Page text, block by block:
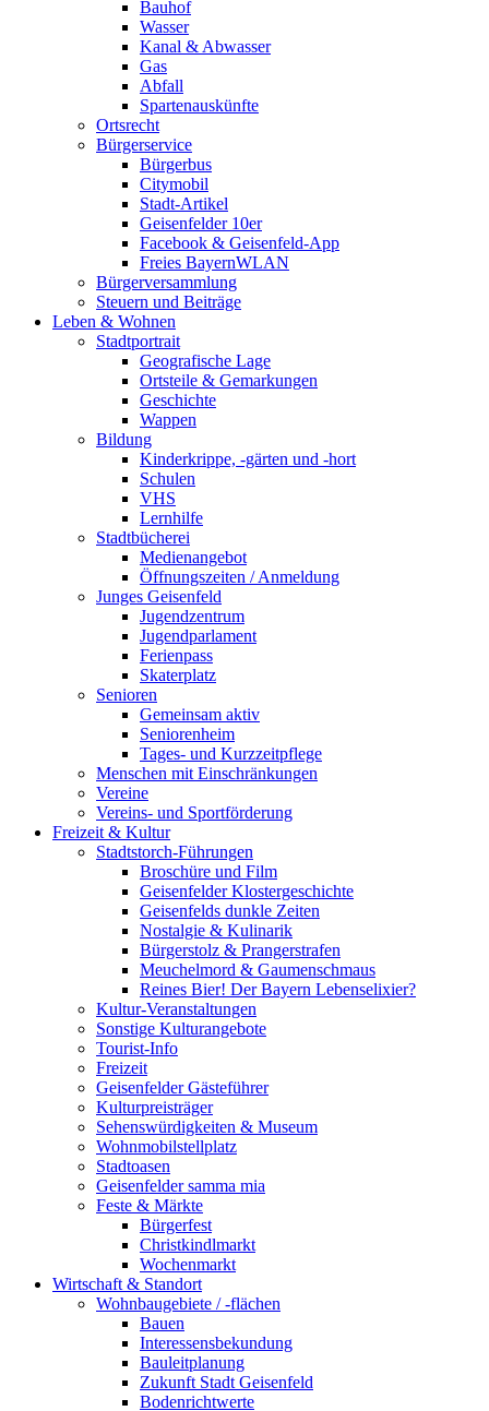
Bauhof
Wasser
Kanal & Abwasser
Gas
Abfall
Spartenauskünfte
Ortsrecht
Bürgerservice
Bürgerbus
Citymobil
Stadt-Artikel
Geisenfelder 10er
Facebook & Geisenfeld-App
Freies BayernWLAN
Bürgerversammlung
Steuern und Beiträge
Leben & Wohnen
Stadtportrait
Geografische Lage
Ortsteile & Gemarkungen
Geschichte
Wappen
Bildung
Kinderkrippe, -gärten und -hort
Schulen
VHS
Lernhilfe
Stadtbücherei
Medienangebot
Öffnungszeiten / Anmeldung
Junges Geisenfeld
Jugendzentrum
Jugendparlament
Ferienpass
Skaterplatz
Senioren
Gemeinsam aktiv
Seniorenheim
Tages- und Kurzzeitpflege
Menschen mit Einschränkungen
Vereine
Vereins- und Sportförderung
Freizeit & Kultur
Stadtstorch-Führungen
Broschüre und Film
Geisenfelder Klostergeschichte
Geisenfelds dunkle Zeiten
Nostalgie & Kulinarik
Bürgerstolz & Prangerstrafen
Meuchelmord & Gaumenschmaus
Reines Bier! Der Bayern Lebenselixier?
Kultur-Veranstaltungen
Sonstige Kulturangebote
Tourist-Info
Freizeit
Geisenfelder Gästeführer
Kulturpreisträger
Sehenswürdigkeiten & Museum
Wohnmobilstellplatz
Stadtoasen
Geisenfelder samma mia
Feste & Märkte
Bürgerfest
Christkindlmarkt
Wochenmarkt
Wirtschaft & Standort
Wohnbaugebiete / -flächen
Bauen
Interessensbekundung
Bauleitplanung
Zukunft Stadt Geisenfeld
Bodenrichtwerte